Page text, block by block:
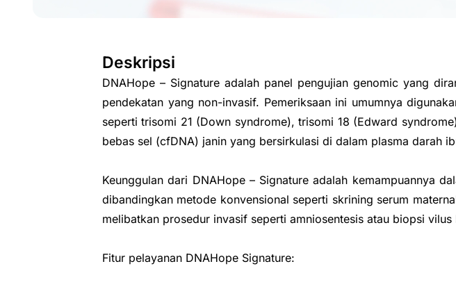
Deskripsi
DNAHope – Signature adalah panel pengujian genomic yang
pendekatan yang non-invasif. Pemeriksaan ini umumnya
seperti trisomi 21 (Down syndrome), trisomi 18 (Edward
bebas sel (cfDNA) janin yang bersirkulasi di dalam plasma darah
Keunggulan dari DNAHope – Signature adalah kemampuannya
dibandingkan metode konvensional seperti skrining serum
melibatkan prosedur invasif seperti amniosentesis atau biopsi
Fitur pelayanan DNAHope Signature: